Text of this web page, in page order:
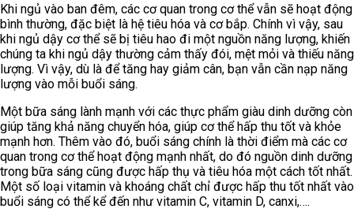
Khi ngủ vào ban đêm, các cơ quan trong cơ thể vẫn sẽ hoạt động
bình thường, đặc biệt là hệ tiêu hóa và cơ bắp. Chính vì vậy, sau
khi ngủ dậy cơ thể sẽ bị tiêu hao đi một nguồn năng lượng, khiến
chúng ta khi ngủ dậy thường cảm thấy đói, mệt mỏi và thiếu năng
lượng. Vì vậy, dù là để tăng hay giảm cân, bạn vẫn cần nạp năng
lượng vào mỗi buổi sáng.
Một bữa sáng lành mạnh với các thực phẩm giàu dinh dưỡng còn
giúp tăng khả năng chuyển hóa, giúp cơ thể hấp thu tốt và khỏe
mạnh hơn. Thêm vào đó, buổi sáng chính là thời điểm mà các cơ
quan trong cơ thể hoạt động mạnh nhất, do đó nguồn dinh dưỡng
trong bữa sáng cũng được hấp thụ và tiêu hóa một cách tốt nhất.
Một số loại vitamin và khoáng chất chỉ được hấp thu tốt nhất vào
buổi sáng có thể kể đến như vitamin C, vitamin D, canxi,….